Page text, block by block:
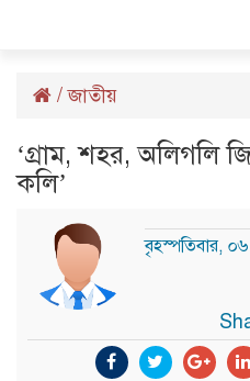
/জাতীয়
‘গ্রাম, শহর, অলিগলি
কলি’
বৃহস্পতিবার,